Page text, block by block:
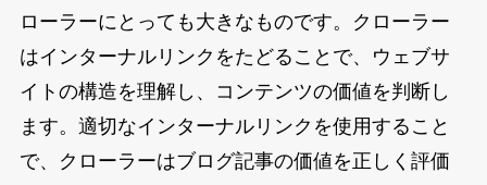
ローラーにとっても大きなものです。クローラー
はインターナルリンクをたどることで、ウェブサ
イトの構造を理解し、コンテンツの価値を判断し
ます。適切なインターナルリンクを使用すること
で、クローラーはブログ記事の価値を正しく評価